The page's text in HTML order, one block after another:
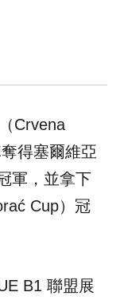
Crvena
得塞爾維亞
軍，並拿下
Cup）冠
B1 聯盟展